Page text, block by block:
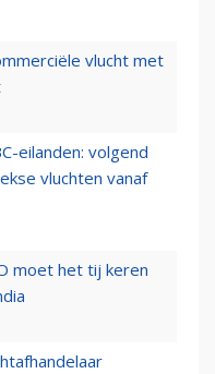
vlucht met
eilanden: volgend
vluchten vanaf
moet het tij keren